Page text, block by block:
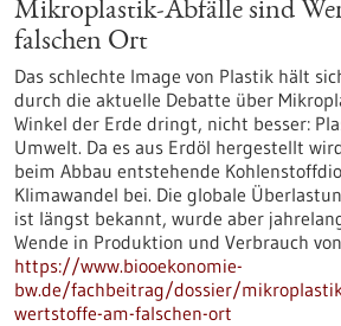
Mikroplastik-Abfälle sind
falschen Ort
Das schlechte Image von Plastik hält
durch die aktuelle Debatte über
Winkel der Erde dringt, nicht besser:
Umwelt. Da es aus Erdöl hergestellt
beim Abbau entstehende
Klimawandel bei. Die globale
ist längst bekannt, wurde aber
Wende in Produktion und Verbrauch
https://www.biooekonomie-
bw.de/fachbeitrag/dossier/
wertstoffe-am-falschen-ort